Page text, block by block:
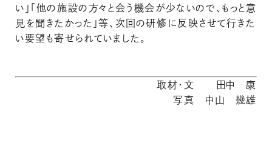
い」「他の施設の方々と会う機会が少ないので、もっと意
見を聞きたかった」等、次回の研修に反映させて行きた
い要望も寄せられていました。
取材・文 田中 康
写真 中山 幾雄